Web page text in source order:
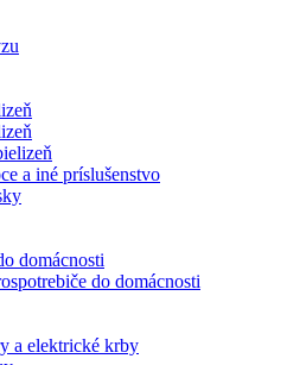
a iné príslušenstvo
domácnosti
do domácnosti
a elektrické krby